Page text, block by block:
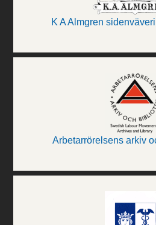
K A Almgren
Arbetarrörelsens arkiv